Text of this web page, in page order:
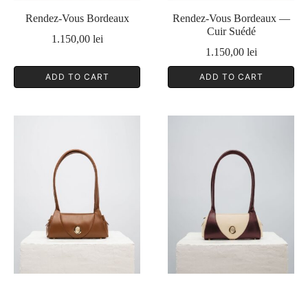
Rendez-Vous Bordeaux
1.150,00 lei
ADD TO CART
Rendez-Vous Bordeaux —
Cuir Suédé
1.150,00 lei
ADD TO CART